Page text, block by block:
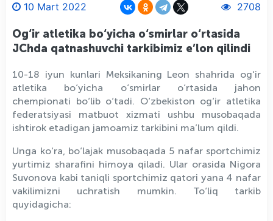
10 Mart 2022 2708
Og‘ir atletika bo‘yicha o‘smirlar o‘rtasida
JChda qatnashuvchi tarkibimiz e’lon qilindi
10-18 iyun kunlari Meksikaning Leon shahrida og‘ir
atletika bo‘yicha o‘smirlar o‘rtasida jahon
chempionati bo‘lib o‘tadi. O‘zbekiston og‘ir atletika
federatsiyasi matbuot xizmati ushbu musobaqada
ishtirok etadigan jamoamiz tarkibini ma’lum qildi.
Unga ko‘ra, bo‘lajak musobaqada 5 nafar sportchimiz
yurtimiz sharafini himoya qiladi. Ular orasida Nigora
Suvonova kabi taniqli sportchimiz qatori yana 4 nafar
vakilimizni uchratish mumkin. To‘liq tarkib
quyidagicha: